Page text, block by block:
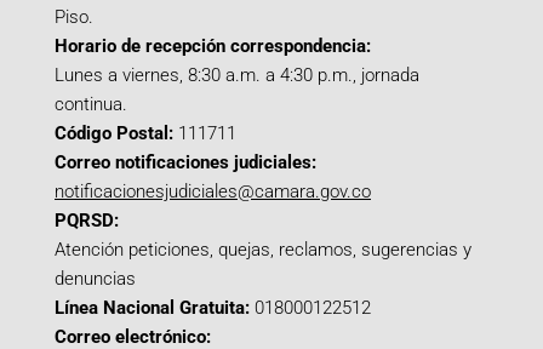
Piso.
Horario de recepción correspondencia:
Lunes a viernes, 8:30 a.m. a 4:30 p.m., jornada
continua.
Código Postal: 111711
Correo notificaciones judiciales:
notificacionesjudiciales@camara.gov.co
PQRSD:
Atención peticiones, quejas, reclamos, sugerencias y
denuncias
Línea Nacional Gratuita: 018000122512
Correo electrónico: